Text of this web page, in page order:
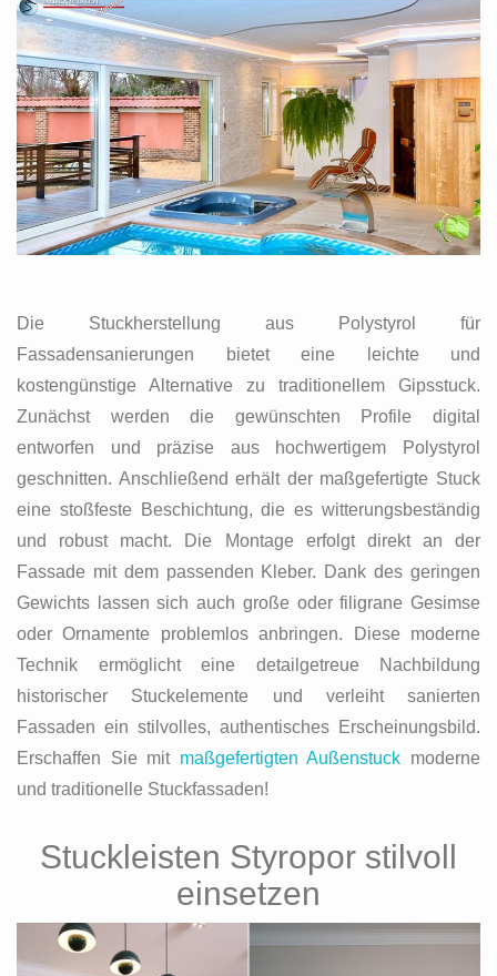
Die Stuckherstellung aus Polystyrol für
Fassadensanierungen bietet eine leichte und
kostengünstige Alternative zu traditionellem Gipsstuck.
Zunächst werden die gewünschten Profile digital
entworfen und präzise aus hochwertigem Polystyrol
geschnitten. Anschließend erhält der maßgefertigte Stuck
eine stoßfeste Beschichtung, die es witterungsbeständig
und robust macht. Die Montage erfolgt direkt an der
Fassade mit dem passenden Kleber. Dank des geringen
Gewichts lassen sich auch große oder filigrane Gesimse
oder Ornamente problemlos anbringen. Diese moderne
Technik ermöglicht eine detailgetreue Nachbildung
historischer Stuckelemente und verleiht sanierten
Fassaden ein stilvolles, authentisches Erscheinungsbild.
Erschaffen Sie mit maßgefertigten Außenstuck moderne
und traditionelle Stuckfassaden!
Stuckleisten Styropor stilvoll
einsetzen